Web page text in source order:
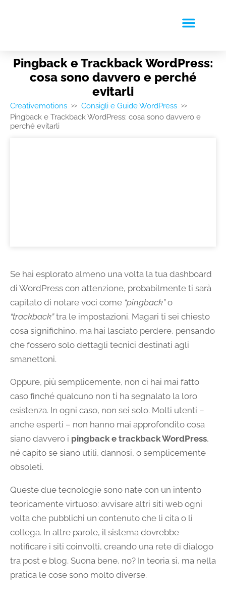
Pingback e Trackback WordPress:
cosa sono davvero e perché
evitarli
Creativemotions >> Consigli e Guide WordPress >>
Pingback e Trackback WordPress: cosa sono davvero e
perché evitarli
Se hai esplorato almeno una volta la tua dashboard
di WordPress con attenzione, probabilmente ti sarà
capitato di notare voci come “pingback”o
“trackback”tra le impostazioni. Magari ti sei chiesto
cosa significhino, ma hai lasciato perdere, pensando
che fossero solo dettagli tecnici destinati agli
smanettoni.
Oppure, più semplicemente, non ci hai mai fatto
caso finché qualcuno non ti ha segnalato la loro
esistenza. In ogni caso, non sei solo. Molti utenti –
anche esperti – non hanno mai approfondito cosa
siano davvero i pingback e trackback WordPress,
né capito se siano utili, dannosi, o semplicemente
obsoleti.
Queste due tecnologie sono nate con un intento
teoricamente virtuoso: avvisare altri siti web ogni
volta che pubblichi un contenuto che li cita o li
collega. In altre parole, il sistema dovrebbe
notificare i siti coinvolti, creando una rete di dialogo
tra post e blog. Suona bene, no? In teoria sì, ma nella
pratica le cose sono molto diverse.